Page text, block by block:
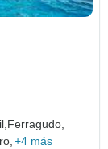
Ferragudo,
+4 más